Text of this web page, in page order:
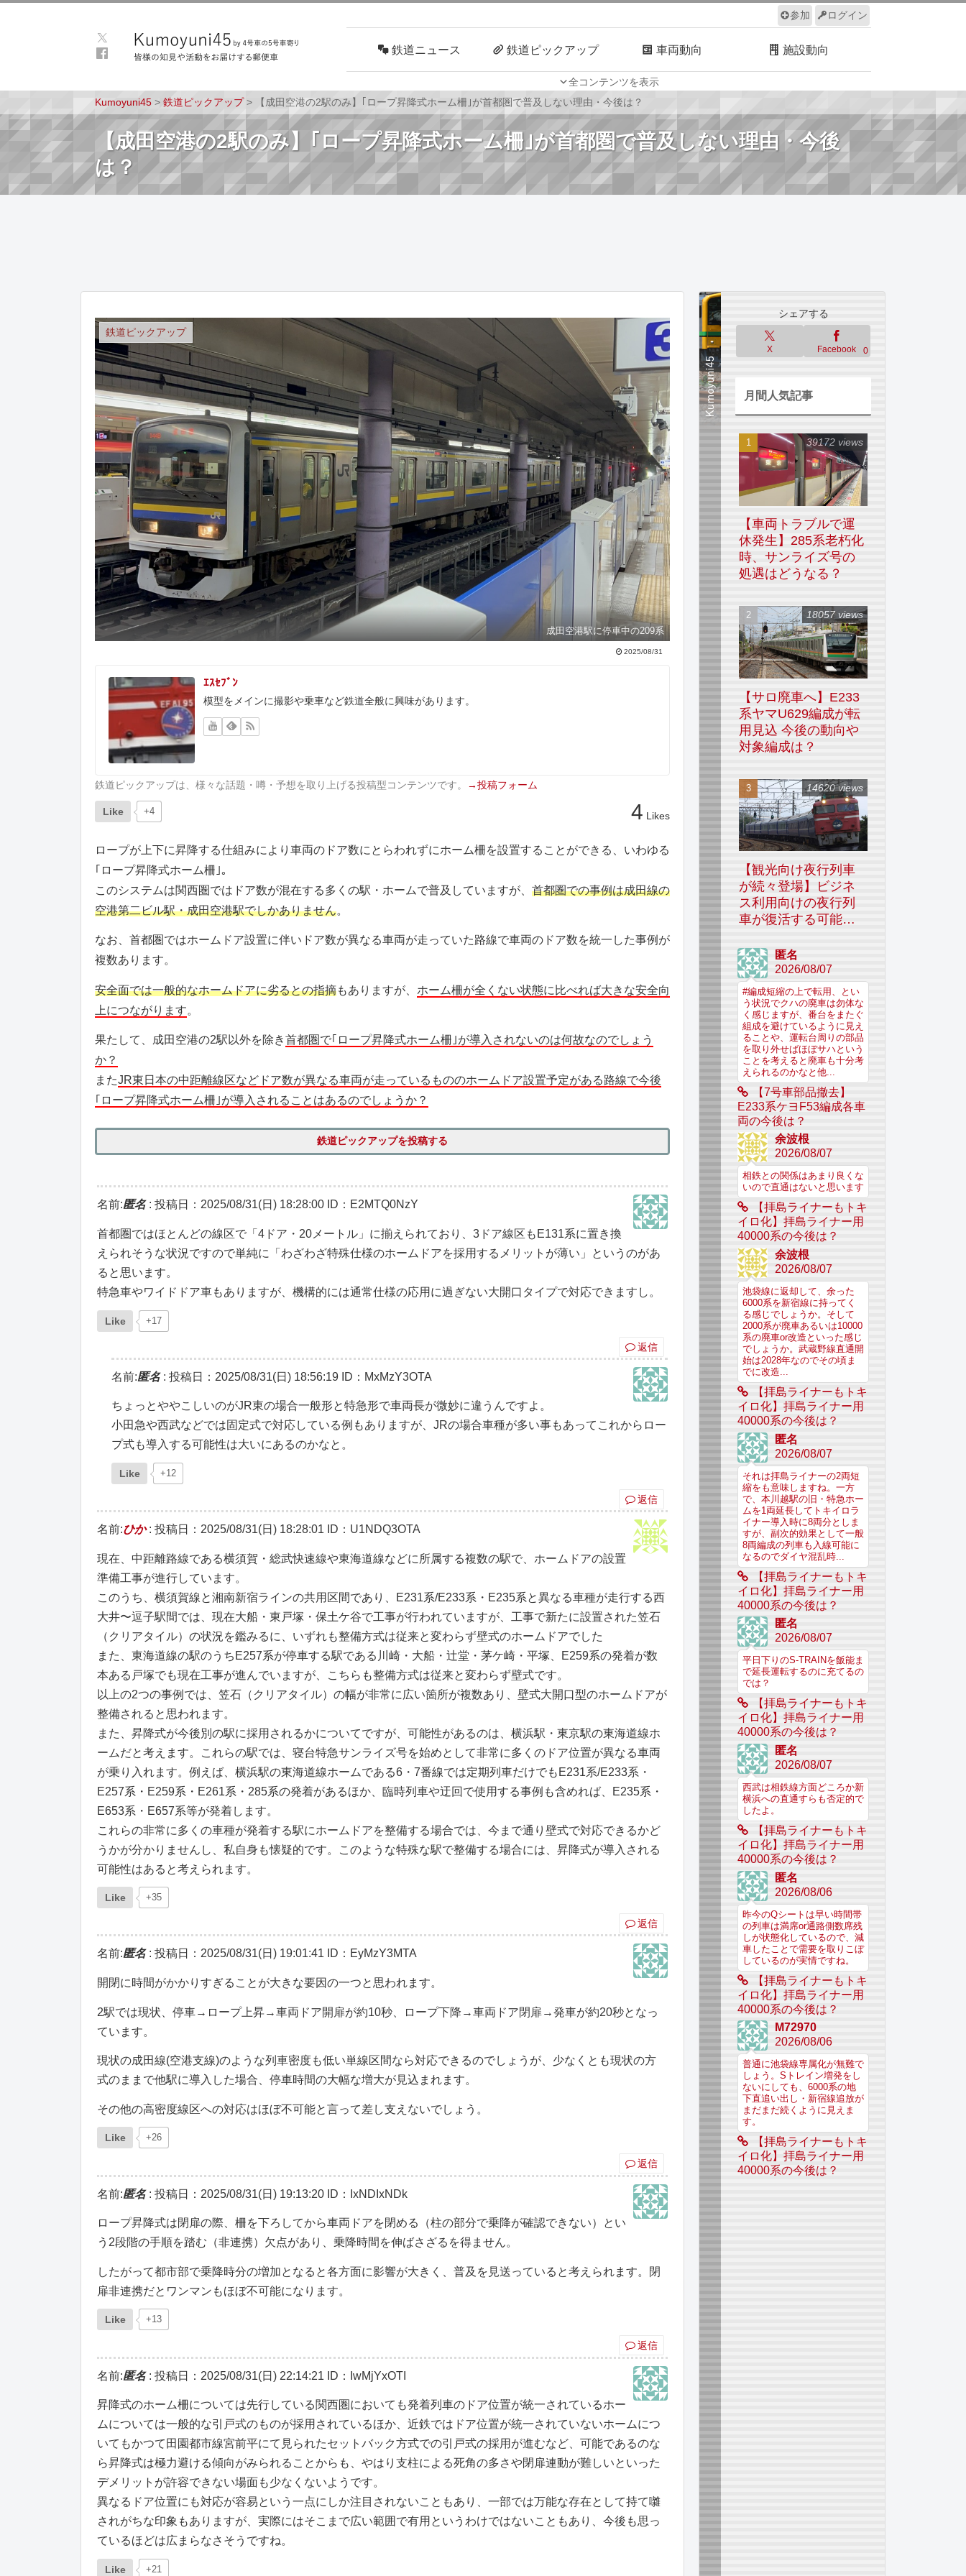
ログイン
参加
全コンテンツを表示
鉄道ニュース 鉄道ピックアップ 車両動向 施設動向
車両技術 路線探訪 ルール サイトについて
Kumoyuni45 > 鉄道ピックアップ> 【成田空港の2駅のみ】｢ロープ昇降式ホーム柵｣が首都圏で普及しない理由・今後は？
【成田空港の2駅のみ】｢ロープ昇降式ホーム柵｣が首都圏で普及しない理由・今後
は？
鉄道ピックアップ
成田空港駅に停車中の209系
2025/08/31
ｴｽｾﾌﾞﾝ
模型をメインに撮影や乗車など鉄道全般に興味があります。
鉄道ピックアップは、様々な話題・噂・予想を取り上げる投稿型コンテンツです。 →投稿フォーム
Like +4 4 Likes
ロープが上下に昇降する仕組みにより車両のドア数にとらわれずにホーム柵を設置することができる、いわゆる
｢ロープ昇降式ホーム柵｣。
このシステムは関西圏ではドア数が混在する多くの駅・ホームで普及していますが、 首都圏での事例は成田線の
空港第二ビル駅・成田空港駅でしかありません。
なお、首都圏ではホームドア設置に伴いドア数が異なる車両が走っていた路線で車両のドア数を統一した事例が
複数あります。
安全面では一般的なホームドアに劣るとの指摘もありますが、 ホーム柵が全くない状態に比べれば大きな安全向
上につながります。
果たして、成田空港の2駅以外を除き首都圏で｢ロープ昇降式ホーム柵｣が導入されないのは何故なのでしょう
か？
またJR東日本の中距離線区などドア数が異なる車両が走っているもののホームドア設置予定がある路線で今後
｢ロープ昇降式ホーム柵｣が導入されることはあるのでしょうか？
鉄道ピックアップを投稿する
名前:匿名: 投稿日：2025/08/31(日) 18:28:00 ID：E2MTQ0NzY
首都圏ではほとんどの線区で「4ドア・20メートル」に揃えられており、3ドア線区もE131系に置き換
えられそうな状況ですので単純に「わざわざ特殊仕様のホームドアを採用するメリットが薄い」というのがあ
ると思います。
特急車やワイドドア車もありますが、機構的には通常仕様の応用に過ぎない大開口タイプで対応できますし。
Like +17
返信
名前:匿名: 投稿日：2025/08/31(日) 18:56:19 ID：MxMzY3OTA
ちょっとややこしいのがJR東の場合一般形と特急形で車両長が微妙に違うんですよ。
小田急や西武などでは固定式で対応している例もありますが、JRの場合車種が多い事もあってこれからロー
プ式も導入する可能性は大いにあるのかなと。
Like +12
返信
名前:ひか: 投稿日：2025/08/31(日) 18:28:01 ID：U1NDQ3OTA
現在、中距離路線である横須賀・総武快速線や東海道線などに所属する複数の駅で、ホームドアの設置
準備工事が進行しています。
このうち、横須賀線と湘南新宿ラインの共用区間であり、E231系/E233系・E235系と異なる車種が走行する西
大井〜逗子駅間では、現在大船・東戸塚・保土ケ谷で工事が行われていますが、工事で新たに設置された笠石
（クリアタイル）の状況を鑑みるに、いずれも整備方式は従来と変わらず壁式のホームドアでした
また、東海道線の駅のうちE257系が停車する駅である川崎・大船・辻堂・茅ケ崎・平塚、E259系の発着が数
本ある戸塚でも現在工事が進んでいますが、こちらも整備方式は従来と変わらず壁式です。
以上の2つの事例では、笠石（クリアタイル）の幅が非常に広い箇所が複数あり、壁式大開口型のホームドアが
整備されると思われます。
また、昇降式が今後別の駅に採用されるかについてですが、可能性があるのは、横浜駅・東京駅の東海道線ホ
ームだと考えます。これらの駅では、寝台特急サンライズ号を始めとして非常に多くのドア位置が異なる車両
が乗り入れます。例えば、横浜駅の東海道線ホームである6・7番線では定期列車だけでもE231系/E233系・
E257系・E259系・E261系・285系の発着があるほか、臨時列車や迂回で使用する事例も含めれば、E235系・
E653系・E657系等が発着します。
これらの非常に多くの車種が発着する駅にホームドアを整備する場合では、今まで通り壁式で対応できるかど
うかが分かりませんし、私自身も懐疑的です。このような特殊な駅で整備する場合には、昇降式が導入される
可能性はあると考えられます。
Like +35
返信
名前:匿名: 投稿日：2025/08/31(日) 19:01:41 ID：EyMzY3MTA
開閉に時間がかかりすぎることが大きな要因の一つと思われます。
2駅では現状、停車→ロープ上昇→車両ドア開扉が約10秒、ロープ下降→車両ドア閉扉→発車が約20秒となっ
ています。
現状の成田線(空港支線)のような列車密度も低い単線区間なら対応できるのでしょうが、少なくとも現状の方
式のままで他駅に導入した場合、停車時間の大幅な増大が見込まれます。
その他の高密度線区への対応はほぼ不可能と言って差し支えないでしょう。
Like +26
返信
名前:匿名: 投稿日：2025/08/31(日) 19:13:20 ID：IxNDIxNDk
ロープ昇降式は閉扉の際、柵を下ろしてから車両ドアを閉める（柱の部分で乗降が確認できない）とい
う2段階の手順を踏む（非連携）欠点があり、乗降時間を伸ばさざるを得ません。
したがって都市部で乗降時分の増加となると各方面に影響が大きく、普及を見送っていると考えられます。閉
扉非連携だとワンマンもほぼ不可能になります。
Like +13
返信
名前:匿名: 投稿日：2025/08/31(日) 22:14:21 ID：IwMjYxOTI
昇降式のホーム柵については先行している関西圏においても発着列車のドア位置が統一されているホー
ムについては一般的な引戸式のものが採用されているほか、近鉄ではドア位置が統一されていないホームにつ
いてもかつて田園都市線宮前平にて見られたセットバック方式での引戸式の採用が進むなど、可能であるのな
ら昇降式は極力避ける傾向がみられることからも、やはり支柱による死角の多さや閉扉連動が難しいといった
デメリットが許容できない場面も少なくないようです。
異なるドア位置にも対応が容易という一点にしか注目されないこともあり、一部では万能な存在として持て囃
されがちな印象もありますが、実際にはそこまで広い範囲で有用というわけではないこともあり、今後も思っ
ているほどは広まらなさそうですね。
Like +21
シェアする
X Facebook 0
月間人気記事
【車両トラブルで運
休発生】285系老朽化
時、サンライズ号の
処遇はどうなる？
39172 views
【サロ廃車へ】E233
系ヤマU629編成が転
用見込 今後の動向や
対象編成は？
18057 views
【観光向け夜行列車
が続々登場】ビジネ
ス利用向けの夜行列
車が復活する可能性
14620 views
匿名
2026/08/07
#編成短縮の上で転用、とい
う状況でクハの廃車は勿体な
く感じますが、番台をまたぐ
組成を避けているように見え
ることや、運転台周りの部品
を取り外せばほぼサハという
ことを考えると廃車も十分考
えられるのかなと他...
【7号車部品撤去】
E233系ケヨF53編成各車
両の今後は？
余波根
2026/08/07
相鉄との関係はあまり良くな
いので直通はないと思います
【拝島ライナーもトキ
イロ化】拝島ライナー用
40000系の今後は？
余波根
2026/08/07
池袋線に返却して、余った
6000系を新宿線に持ってく
る感じでしょうか。そして
2000系が廃車あるいは10000
系の廃車or改造といった感じ
でしょうか。武蔵野線直通開
始は2028年なのでその頃ま
でに改造...
【拝島ライナーもトキ
イロ化】拝島ライナー用
40000系の今後は？
匿名
2026/08/07
それは拝島ライナーの2両短
縮をも意味しますね。一方
で、本川越駅の旧・特急ホー
ムを1両延長してトキイロラ
イナー導入時に8両分としま
すが、副次的効果として一般
8両編成の列車も入線可能に
なるのでダイヤ混乱時...
【拝島ライナーもトキ
イロ化】拝島ライナー用
40000系の今後は？
匿名
2026/08/07
平日下りのS-TRAINを飯能ま
で延長運転するのに充てるの
では？
【拝島ライナーもトキ
イロ化】拝島ライナー用
40000系の今後は？
匿名
2026/08/07
西武は相鉄線方面どころか新
横浜への直通すらも否定的で
したよ。
【拝島ライナーもトキ
イロ化】拝島ライナー用
40000系の今後は？
匿名
2026/08/06
昨今のQシートは早い時間帯
の列車は満席or通路側数席残
しが状態化しているので、減
車したことで需要を取りこぼ
しているのが実情ですね。
【拝島ライナーもトキ
イロ化】拝島ライナー用
40000系の今後は？
M72970
2026/08/06
普通に池袋線専属化が無難で
しょう。Sトレイン増発をし
ないにしても、6000系の地
下直追い出し・新宿線追放が
まだまだ続くように見えま
す。
【拝島ライナーもトキ
イロ化】拝島ライナー用
40000系の今後は？